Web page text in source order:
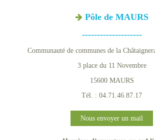
Pôle de MAURS
--------------------
Communauté de communes de la
3 place du 11 Novembre
15600 MAURS
Tél. : 04.71.46.87.17
Nous envoyer un mail